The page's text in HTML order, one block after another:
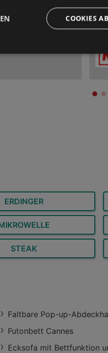
ERDINGER
STEAK
Faltbare Pop-up-
Futonbett Cannes
Ecksofa mit Bettfunktion
COOKIES